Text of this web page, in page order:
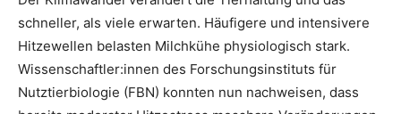
schneller, als viele erwarten. Häufigere und intensivere
Hitzewellen belasten Milchkühe physiologisch stark.
Wissenschaftler:innen des Forschungsinstituts für
Nutztierbiologie (FBN) konnten nun nachweisen, dass